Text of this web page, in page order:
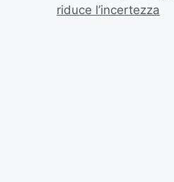
riduce l’incertezza